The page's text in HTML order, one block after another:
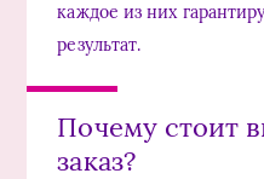
каждое из них
результат.
Почему стоит
заказ?